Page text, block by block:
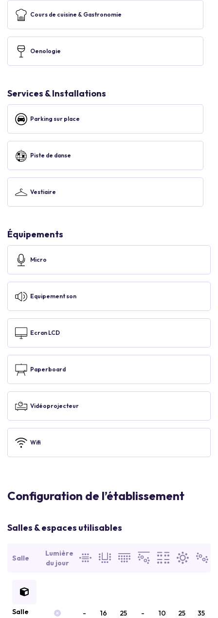
Cours de cuisine & Gastronomie
Oenologie
Services & Installations
Parking sur place
Piste de danse
Vestiaire
Équipements
Micro
Equipement son
Ecran LCD
Paperboard
Vidéoprojecteur
Wifi
Configuration de l’établissement
Salles & espaces utilisables
Salle
Lumière
du jour
Salle
- 16 25 - 10 25 35